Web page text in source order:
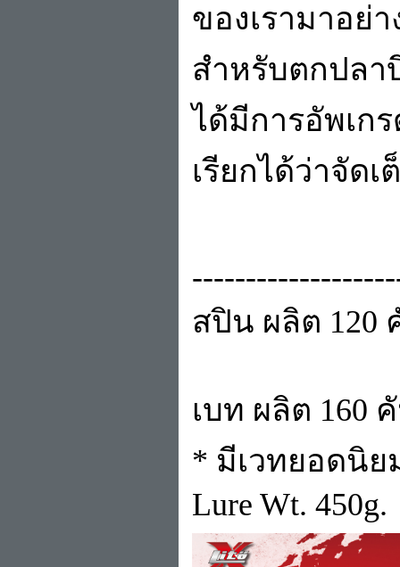
ของเรามาอย่
สำหรับตกปล
ได้มีการอัพเก
เรียกได้ว่าจัด
สปิน ผลิต 120
เบท ผลิต 160
* มีเวทยอดนิย
Lure Wt. 450g.